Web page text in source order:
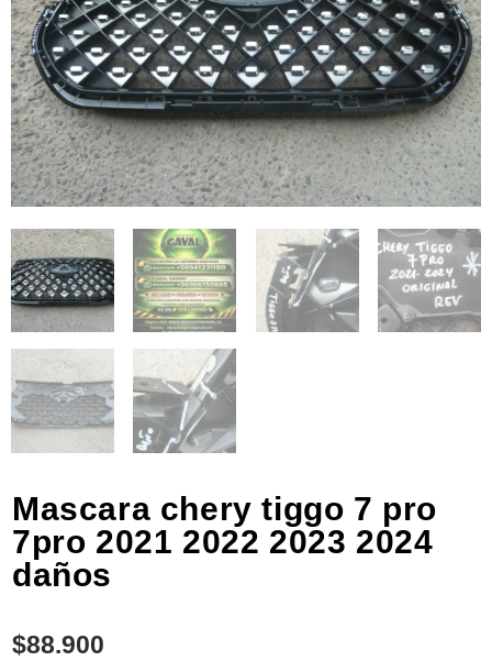
Mascara chery tiggo 7 pro
7pro 2021 2022 2023 2024
daños
$88.900